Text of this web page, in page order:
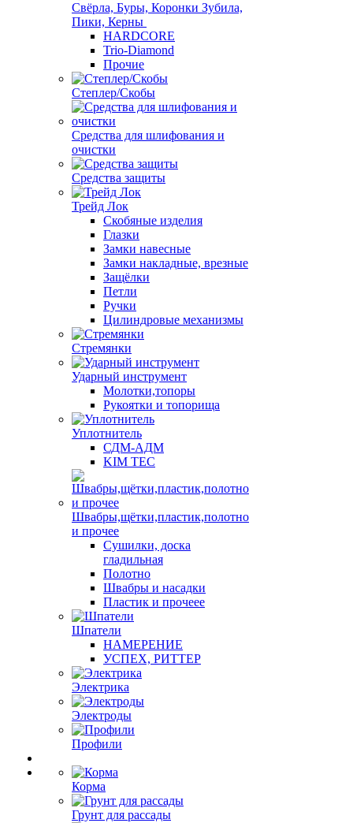
Свёрла, Буры, Коронки Зубила,
Пики, Керны
HARDCORE
Trio-Diamond
Прочие
Степлер/Скобы
Средства для шлифования и
очистки
Средства защиты
Трейд Лок
Скобяные изделия
Глазки
Замки навесные
Замки накладные, врезные
Защёлки
Петли
Ручки
Цилиндровые механизмы
Стремянки
Ударный инструмент
Молотки,топоры
Рукоятки и топорища
Уплотнитель
СДМ-АДМ
KIM TEC
Швабры,щётки,пластик,полотно
и прочее
Сушилки, доска
гладильная
Полотно
Швабры и насадки
Пластик и прочеее
Шпатели
НАМЕРЕНИЕ
УСПЕХ, РИТТЕР
Электрика
Электроды
Профили
Корма
Грунт для рассады